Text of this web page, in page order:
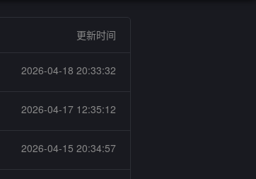
更新时间
2026-04-18 20:33:32
2026-04-17 12:35:12
2026-04-15 20:34:57